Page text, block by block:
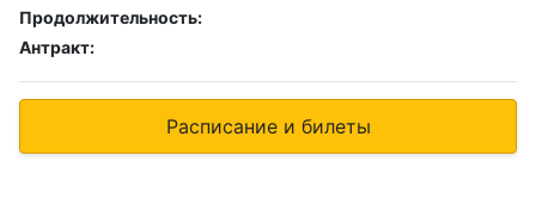
Продолжительность:
Антракт:
Расписание и билеты